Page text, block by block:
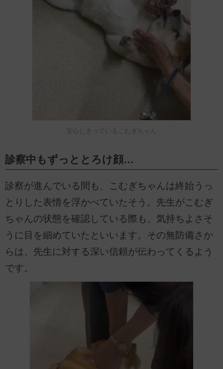
安心しきっているこむぎちゃん
診察中もずっととろけ顔…
診察が進んでいる間も、こむぎちゃんは終始うっ
とりした表情を浮かべていたそう。先生がこむぎ
ちゃんの状態を確認している際も、気持ちよさそ
うに目を細めていたといいます。その無防備さか
らは、先生に対する深い信頼が伝わってくるよう
です。